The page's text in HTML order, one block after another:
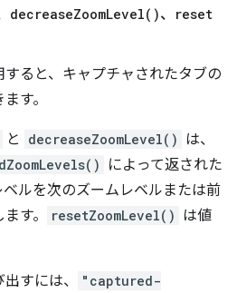
decreaseZoomLevel( )、
reset
ると、キャプチャされたタブの
す。
と decreaseZoomLevel() は、
によって返された
ルを次のズームレベルまたは前
す。
resetZoomLevel() は値
すには、
"captured-